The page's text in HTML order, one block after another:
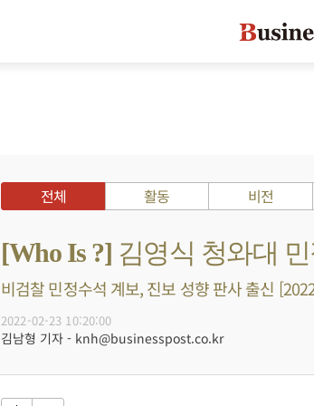
전체 활동 비전
[Who Is ?] 김영식 청와대
비검찰 민정수석 계보, 진보 성향 판사 출신
2022-02-23 10:20:00
김남형 기자 - knh@businesspost.co.kr